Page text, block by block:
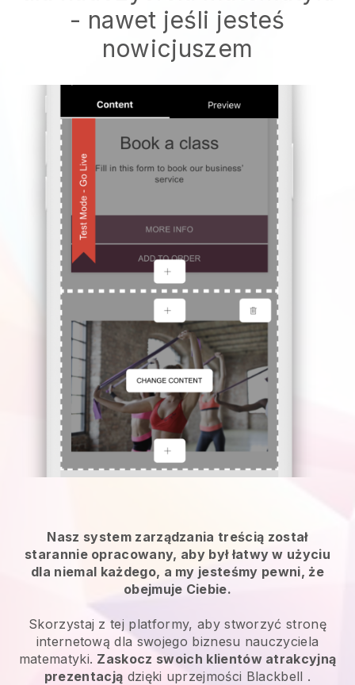
- nawet jeśli jesteś
nowicjuszem
Nasz system zarządzania treścią został
starannie opracowany, aby był łatwy w użyciu
dla niemal każdego, a my jesteśmy pewni, że
obejmuje Ciebie.
Skorzystaj z tej platformy, aby stworzyć stronę
internetową dla swojego biznesu nauczyciela
matematyki. Zaskocz swoich klientów atrakcyjną
prezentacją dzięki uprzejmości Blackbell .